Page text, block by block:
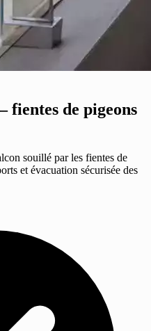
fientes de pigeons
souillé par les fientes de
et évacuation sécurisée des